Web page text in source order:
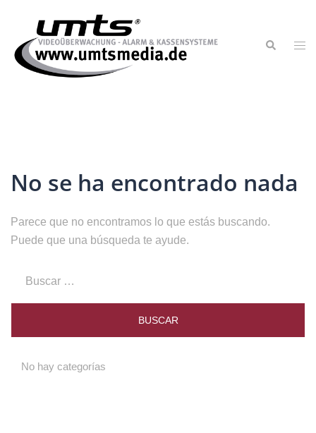
No se ha encontrado nada
Parece que no encontramos lo que estás buscando.
Puede que una búsqueda te ayude.
No hay categorías